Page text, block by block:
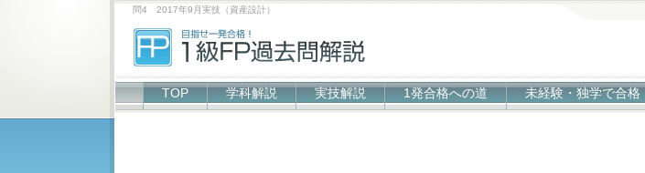
問4 2017年9月実技（資産設計）
TOP 学科解説 実技解説 1発合格への道 未経験・独学で合格